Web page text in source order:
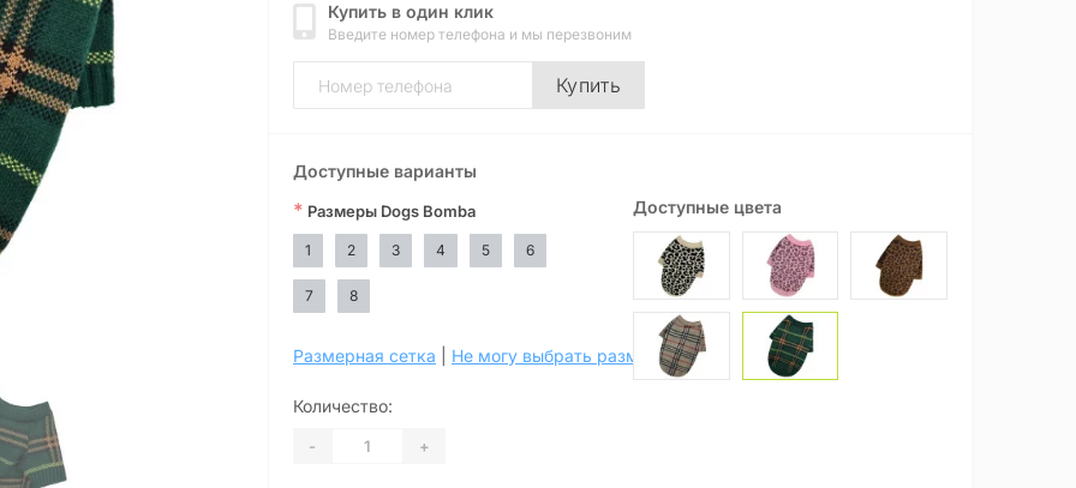
Купить в один клик
Введите номер телефона и мы перезвоним
Купить
Доступные цвета
Доступные варианты
* Размеры Dogs Bomba
1 2 3 4 5 6
7 8
Размерная сетка Не могу выбрать размер
Количество:
- +